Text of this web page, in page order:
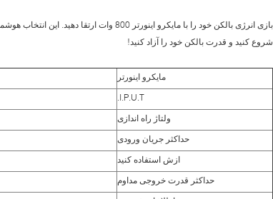
بازی انرژی بالکن خود را با مایکرو اینورتر
شروع کنید و قدرت بالکن خود را آزاد کنید!
مایکرو اینورتر
I.P.U.T.
ولتاژ راه اندازی
حداکثر جریان ورودی
ازش استفاده کنيد
حداکثر قدرت خروجی مداوم